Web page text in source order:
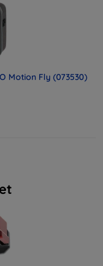
Motion Fly (073530)